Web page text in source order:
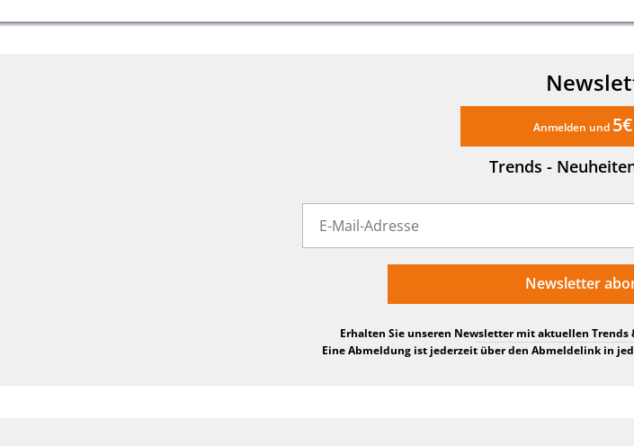
Anmelden und 5€
Trends -
Newsletter
Erhalten Sie unseren Newsletter mit aktuellen
Eine Abmeldung ist jederzeit über den Abmeldelink in